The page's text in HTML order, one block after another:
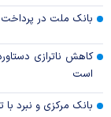
بانک ملت در پرداخت
کاهش ناترازی
است
بانک مرکزی و نبرد با